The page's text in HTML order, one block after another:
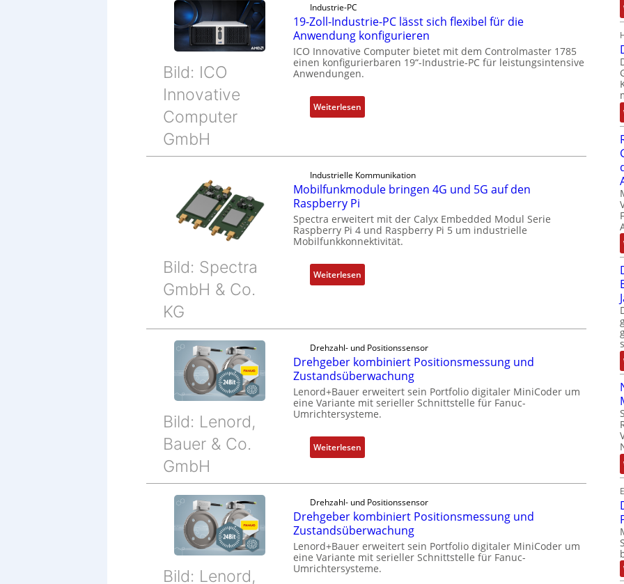
a
u
s
g
e
i
s
e
l
m
e
n
t
e
p
e
z
i
a
m
e
b
n
Bild: ICO
Innovative
Computer
GmbH
Industrie-PC
19-Zoll-Industrie-PC lässt sich flexibel für die
Anwendung konfigurieren
ICO Innovative Computer bietet mit dem Controlmaster 1785
einen konfigurierbaren 19“-Industrie-PC für leistungsintensive
Anwendungen.
Weiterlesen:
1
o
l
-
I
d
u
e
-
P
C
l
s
s
i
c
h
f
l
e
Bild: Spectra
GmbH & Co.
KG
Industrielle Kommunikation
Mobilfunkmodule bringen 4G und 5G auf den
Raspberry Pi
Spectra erweitert mit der Calyx Embedded Modul Serie
Raspberry Pi 4 und Raspberry Pi 5 um industrielle
Mobilfunkkonnektivität.
Weiterlesen:
M
i
l
f
u
n
k
m
o
d
b
r
i
n
g
Bild: Lenord,
Bauer & Co.
GmbH
Drehzahl- und Positionssensor
Drehgeber kombiniert Positionsmessung und
Zustandsüberwachung
Lenord+Bauer erweitert sein Portfolio digitaler MiniCoder um
eine Variante mit serieller Schnittstelle für Fanuc-
Umrichtersysteme.
Weiterlesen:
D
h
g
e
b
e
Bild: Lenord,
Drehzahl- und Positionssensor
Drehgeber kombiniert Positionsmessung und
Zustandsüberwachung
Lenord+Bauer erweitert sein Portfolio digitaler MiniCoder um
eine Variante mit serieller Schnittstelle für Fanuc-
Umrichtersysteme.